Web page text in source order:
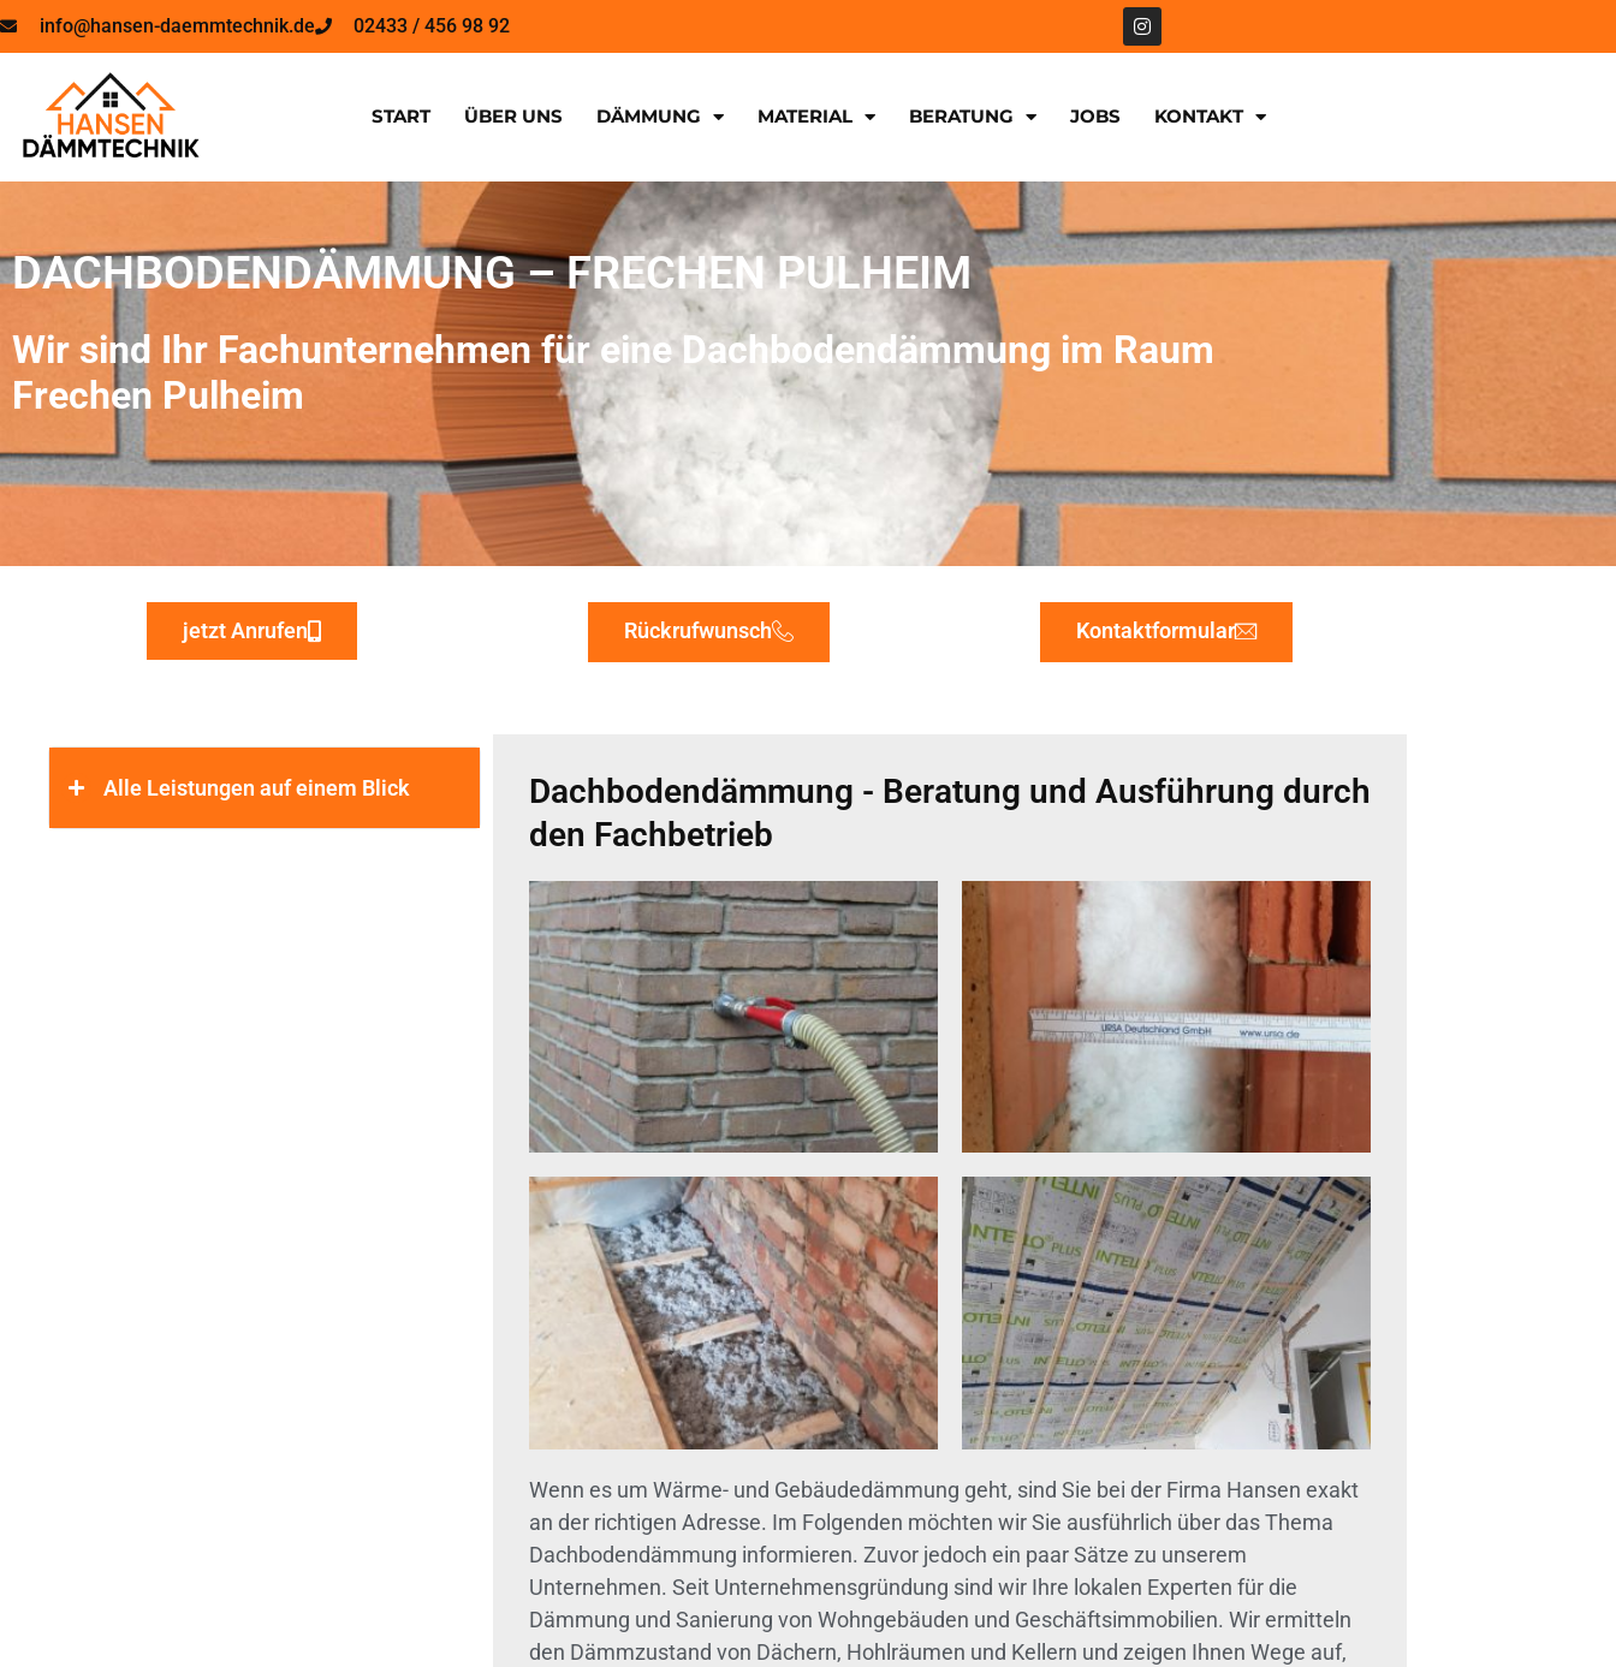
info@hansen-daemmtechnik.de 02433 / 456 98 92
START ÜBER UNS DÄMMUNG MATERIAL BERATUNG JOBS KONTAKT
DACHBODENDÄMMUNG – FRECHEN PULHEIM
Wir sind Ihr Fachunternehmen für eine Dachbodendämmung im Raum
Frechen Pulheim
jetzt Anrufen Rückrufwunsch Kontaktformular
Alle Leistungen auf einem Blick
Dachbodendämmung - Beratung und Ausführung durch
den Fachbetrieb
Wenn es um Wärme- und Gebäudedämmung geht, sind Sie bei der Firma Hansen exakt
an der richtigen Adresse. Im Folgenden möchten wir Sie ausführlich über das Thema
Dachbodendämmung informieren. Zuvor jedoch ein paar Sätze zu unserem
Unternehmen. Seit Unternehmensgründung sind wir Ihre lokalen Experten für die
Dämmung und Sanierung von Wohngebäuden und Geschäftsimmobilien. Wir ermitteln
den Dämmzustand von Dächern, Hohlräumen und Kellern und zeigen Ihnen Wege auf,